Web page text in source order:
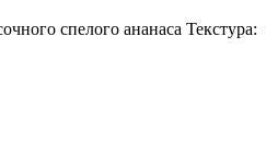
спелого ананаса Текстура: